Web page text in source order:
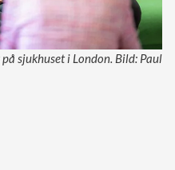
sjukhuset i London. Bild: Paul